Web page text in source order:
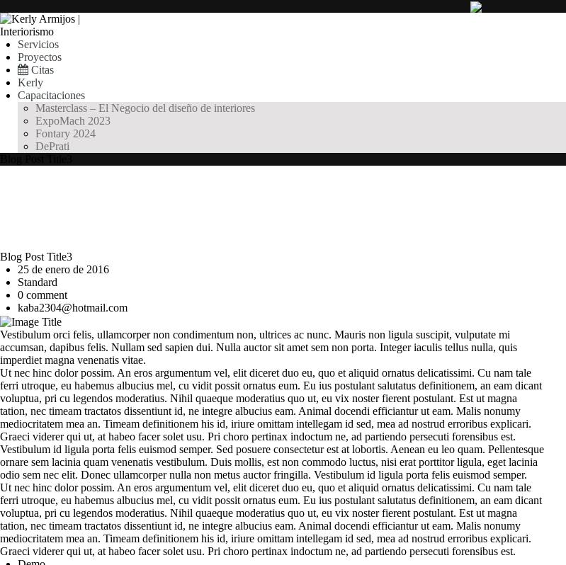
Servicios
Proyectos
Citas
Kerly
Capacitaciones
Masterclass – El Negocio del diseño de interiores
ExpoMach 2023
Fontary 2024
DePrati
Blog Post Title3
25 de enero de 2016
Standard
0 comment
kaba2304@hotmail.com
Vestibulum orci felis, ullamcorper non condimentum non, ultrices ac nunc. Mauris non ligula suscipit, vulputate mi
accumsan, dapibus felis. Nullam sed sapien dui. Nulla auctor sit amet sem non porta. Integer iaculis tellus nulla, quis
imperdiet magna venenatis vitae.
Ut nec hinc dolor possim. An eros argumentum vel, elit diceret duo eu, quo et aliquid ornatus delicatissimi. Cu nam tale
ferri utroque, eu habemus albucius mel, cu vidit possit ornatus eum. Eu ius postulant salutatus definitionem, an eam dicant
voluptua, pri cu legendos moderatius. Nihil quaeque moderatius quo ut, eu vix noster fierent postulant. Est ut magna
tation, nec timeam tractatos dissentiunt id, ne integre albucius eam. Animal docendi efficiantur ut eam. Malis nonumy
mediocritatem mea an. Timeam definitionem his id, iriure omittam intellegam id sed, mea ad nostrud erroribus explicari.
Graeci viderer qui ut, at habeo facer solet usu. Pri choro pertinax indoctum ne, ad partiendo persecuti forensibus est.
Vestibulum id ligula porta felis euismod semper. Sed posuere consectetur est at lobortis. Aenean eu leo quam. Pellentesque
ornare sem lacinia quam venenatis vestibulum. Duis mollis, est non commodo luctus, nisi erat porttitor ligula, eget lacinia
odio sem nec elit. Donec ullamcorper nulla non metus auctor fringilla. Vestibulum id ligula porta felis euismod semper.
Ut nec hinc dolor possim. An eros argumentum vel, elit diceret duo eu, quo et aliquid ornatus delicatissimi. Cu nam tale
ferri utroque, eu habemus albucius mel, cu vidit possit ornatus eum. Eu ius postulant salutatus definitionem, an eam dicant
voluptua, pri cu legendos moderatius. Nihil quaeque moderatius quo ut, eu vix noster fierent postulant. Est ut magna
tation, nec timeam tractatos dissentiunt id, ne integre albucius eam. Animal docendi efficiantur ut eam. Malis nonumy
mediocritatem mea an. Timeam definitionem his id, iriure omittam intellegam id sed, mea ad nostrud erroribus explicari.
Graeci viderer qui ut, at habeo facer solet usu. Pri choro pertinax indoctum ne, ad partiendo persecuti forensibus est.